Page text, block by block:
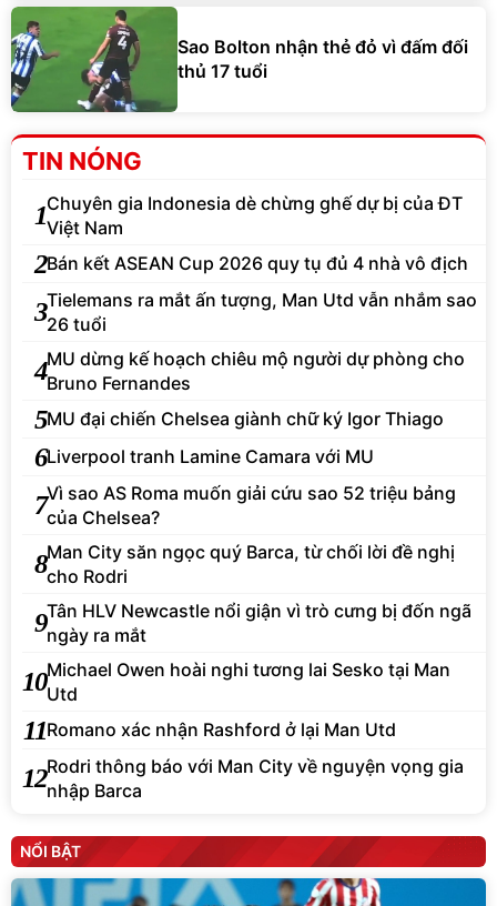
Sao Bolton nhận thẻ đỏ vì đấm đối
thủ 17 tuổi
TIN NÓNG
1Chuyên gia Indonesia dè chừng ghế dự bị của ĐT
Việt Nam
2Bán kết ASEAN Cup 2026 quy tụ đủ 4 nhà vô địch
3Tielemans ra mắt ấn tượng, Man Utd vẫn nhắm sao
26 tuổi
4MU dừng kế hoạch chiêu mộ người dự phòng cho
Bruno Fernandes
5MU đại chiến Chelsea giành chữ ký Igor Thiago
6Liverpool tranh Lamine Camara với MU
7Vì sao AS Roma muốn giải cứu sao 52 triệu bảng
của Chelsea?
8Man City săn ngọc quý Barca, từ chối lời đề nghị
cho Rodri
9Tân HLV Newcastle nổi giận vì trò cưng bị đốn ngã
ngày ra mắt
10Michael Owen hoài nghi tương lai Sesko tại Man
Utd
11Romano xác nhận Rashford ở lại Man Utd
12Rodri thông báo với Man City về nguyện vọng gia
nhập Barca
NỔI BẬT